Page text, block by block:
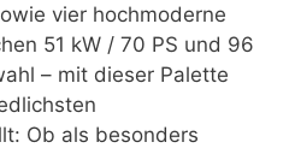
vier hochmoderne
51 kW / 70 PS und 96
– mit dieser Palette
Ob als besonders